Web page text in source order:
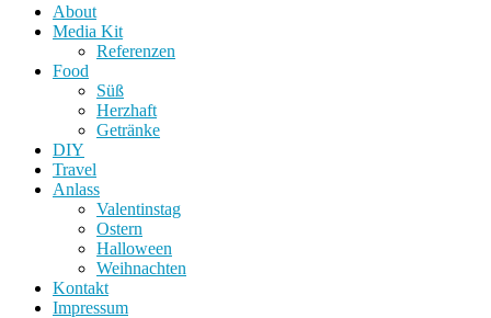
About
Media Kit
Referenzen
Food
Süß
Herzhaft
Getränke
DIY
Travel
Anlass
Valentinstag
Ostern
Halloween
Weihnachten
Kontakt
Impressum